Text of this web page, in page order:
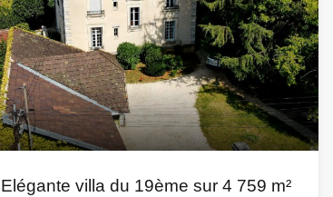
Elégante villa du 19ème sur 4 759 m²